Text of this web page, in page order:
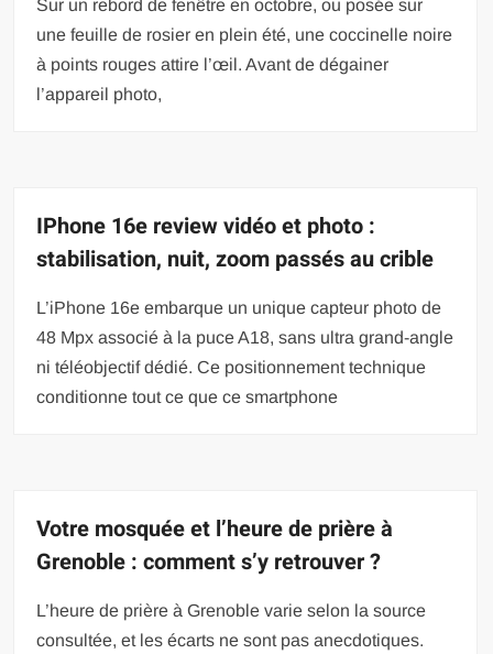
Sur un rebord de fenêtre en octobre, ou posée sur
une feuille de rosier en plein été, une coccinelle noire
à points rouges attire l’œil. Avant de dégainer
l’appareil photo,
IPhone 16e review vidéo et photo :
stabilisation, nuit, zoom passés au crible
L’iPhone 16e embarque un unique capteur photo de
48 Mpx associé à la puce A18, sans ultra grand-angle
ni téléobjectif dédié. Ce positionnement technique
conditionne tout ce que ce smartphone
Votre mosquée et l’heure de prière à
Grenoble : comment s’y retrouver ?
L’heure de prière à Grenoble varie selon la source
consultée, et les écarts ne sont pas anecdotiques.